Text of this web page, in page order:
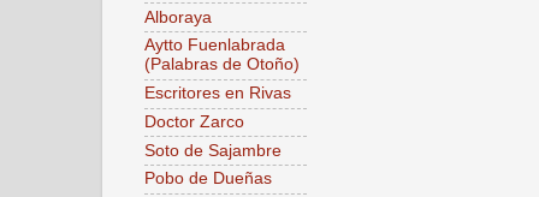
Alboraya
Aytto Fuenlabrada
(Palabras de Otoño)
Escritores en Rivas
Doctor Zarco
Soto de Sajambre
Pobo de Dueñas